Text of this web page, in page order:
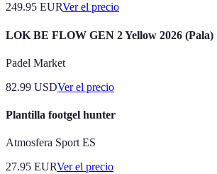
249.95 EURVer el precio
LOK BE FLOW GEN 2 Yellow 2026 (Pala)
Padel Market
82.99 USDVer el precio
Plantilla footgel hunter
Atmosfera Sport ES
27.95 EURVer el precio